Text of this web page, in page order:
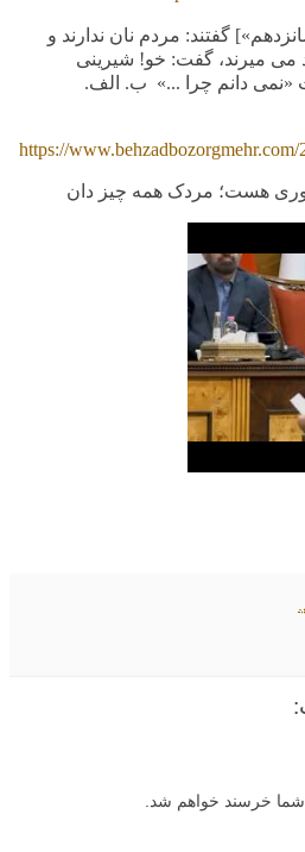
] گفتند: مردم نان ندارند و
می میرند، گفت: خو! شیرینی
«نمی دانم چرا ...» ب. الف.
https://
هست؛ مردک همه چیز دان
شما خرسند خواهم شد.